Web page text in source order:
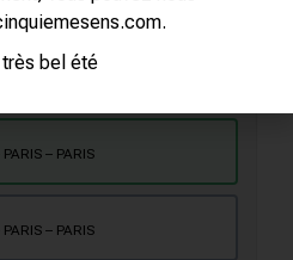
du 15/09/26 au 16/09/26 – PARIS – PARIS
du 20/10/26 au 21/10/26 – PARIS – PARIS
très bel été